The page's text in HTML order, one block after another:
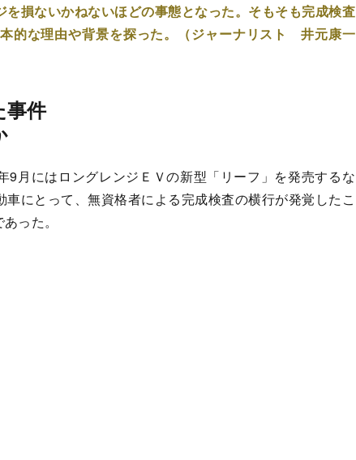
損ないかねないほどの事態となった。そもそも完成検査
的な理由や背景を探った。（ジャーナリスト 井元康一
事件
月にはロングレンジＥＶの新型「リーフ」を発売するな
にとって、無資格者による完成検査の横行が発覚したこ
った。